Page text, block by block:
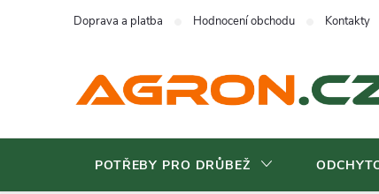
Doprava a platba Hodnocení obchodu Kontakty
POTŘEBY PRO DRŮBEŽ